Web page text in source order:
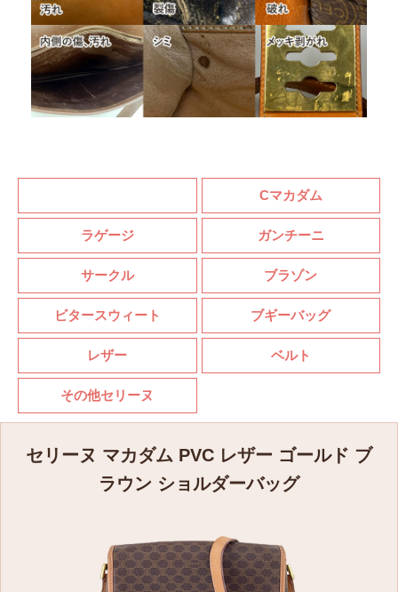
2M893511R.18NO
〜297,000円
CELINE セリーヌ リングケース リザード ポップレッド
4M0394AH8.27PE
CELINE セリーヌ トラベルスプレーケース リザード Iv
4M1094AH6.01IH
CELINE セリーヌ ミラー付きポーチ リザード グレー
4M0974DP8.10DC
〜72,000円
4M1094AH5.38NO
〜51,000円
CELINE セリーヌ ジップラウンドケース リザード アサ
4M1504AGI.33AC
Cマカダム
ラゲージ ガンチーニ
サークル ブラゾン
ビタースウィート ブギーバッグ
レザー ベルト
その他セリーヌ
セリーヌ マカダム PVC レザー ゴールド ブ
ラウン ショルダーバッグ